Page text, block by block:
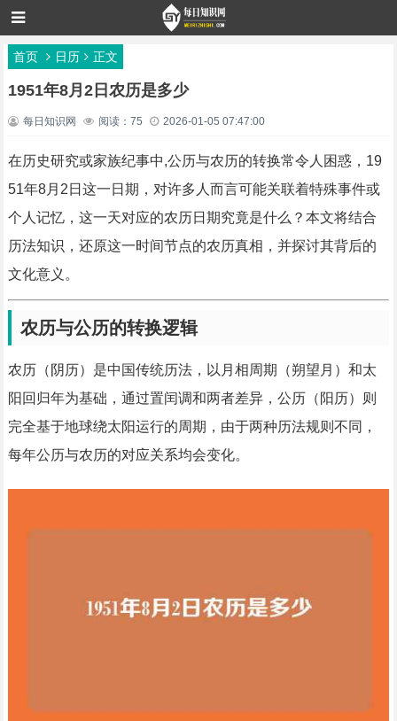
首页 日历 正文
1951年8月2日农历是多少
每日知识网 阅读：75 2026-01-05 07:47:00
在历史研究或家族纪事中,公历与农历的转换常令人困惑，19
51年8月2日这一日期，对许多人而言可能关联着特殊事件或
个人记忆，这一天对应的农历日期究竟是什么？本文将结合
历法知识，还原这一时间节点的农历真相，并探讨其背后的
文化意义。
农历与公历的转换逻辑
农历（阴历）是中国传统历法，以月相周期（朔望月）和太
阳回归年为基础，通过置闰调和两者差异，公历（阳历）则
完全基于地球绕太阳运行的周期，由于两种历法规则不同，
每年公历与农历的对应关系均会变化。